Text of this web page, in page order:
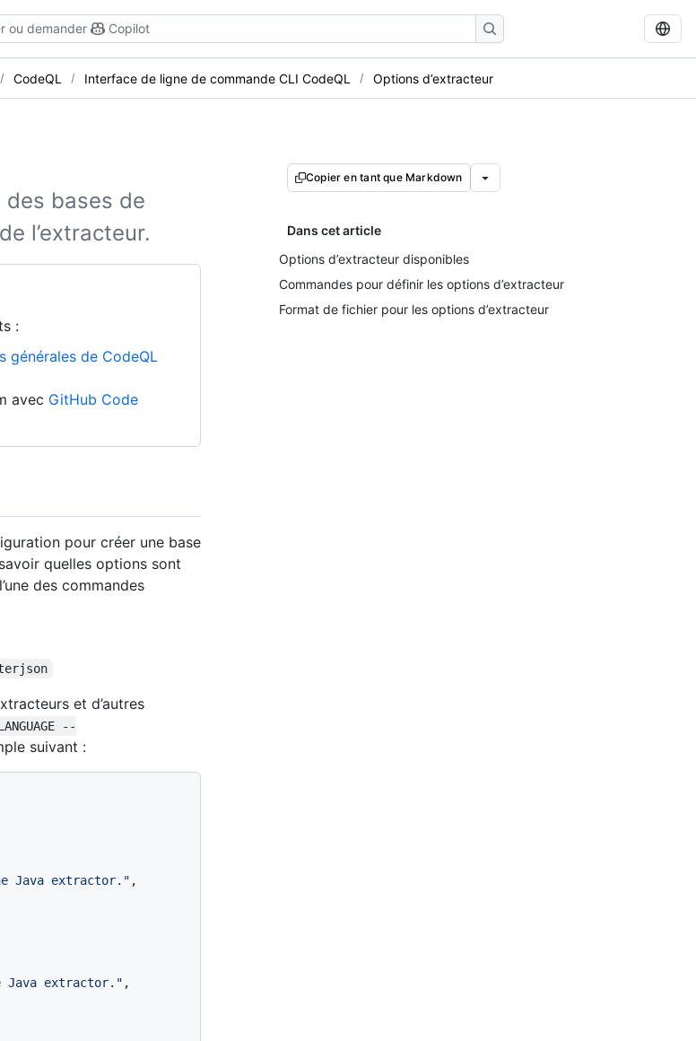
ou demander Copilot
CodeQL Interface de ligne de commande CLI CodeQL Options d’extracteur
des bases de
l’extracteur.
:
générales de CodeQL
avec GitHub Code
Copier en tant que Markdown
Dans cet article
Options d’extracteur disponibles
Commandes pour définir les options d’extracteur
Format de fichier pour les options d’extracteur
pour créer une base
quelles options sont
des commandes
et d’autres
--
suivant :
Java extractor." ,
Java extractor." ,